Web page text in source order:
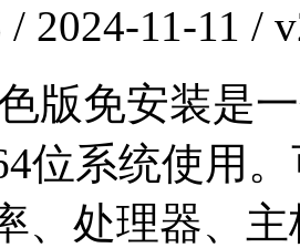
2024-11-11 /
版免安装是
位系统使用
、处理器、